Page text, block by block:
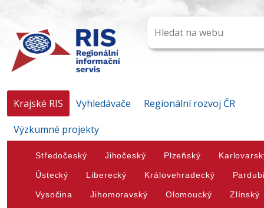
Krajské RIS Vyhledávače
Regionální rozvoj ČR
Výzkumné projekty
Středočeský Jihočeský Plzeňský
Ústecký Liberecký Královehradecký
Vysočina Jihomoravský Olomoucký Zlínský